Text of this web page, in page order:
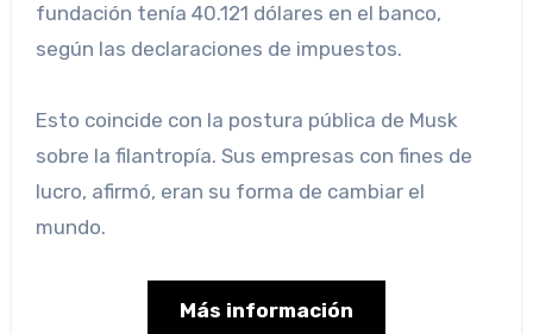
fundación tenía 40.121 dólares en el banco,
según las declaraciones de impuestos.
Esto coincide con la postura pública de Musk
sobre la filantropía. Sus empresas con fines de
lucro, afirmó, eran su forma de cambiar el
mundo.
Más información